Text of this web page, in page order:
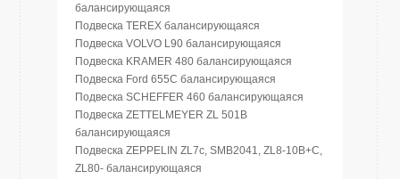
балансирующаяся
Подвеска TEREX балансирующаяся
Подвеска VOLVO L90 балансирующаяся
Подвеска KRAMER 480 балансирующаяся
Подвеска Ford 655C балансирующаяся
Подвеска SCHEFFER 460 балансирующаяся
Подвеска ZETTELMEYER ZL 501B
балансирующаяся
Подвеска ZEPPELIN ZL7c, SMB2041, ZL8-10B+C,
ZL80- балансирующаяся